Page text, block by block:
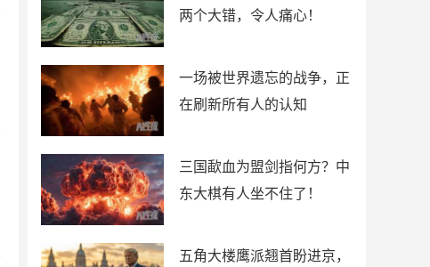
两个大错，令人痛心！
一场被世界遗忘的战争，正
在刷新所有人的认知
三国歃血为盟剑指何方？中
东大棋有人坐不住了！
五角大楼鹰派翘首盼进京，